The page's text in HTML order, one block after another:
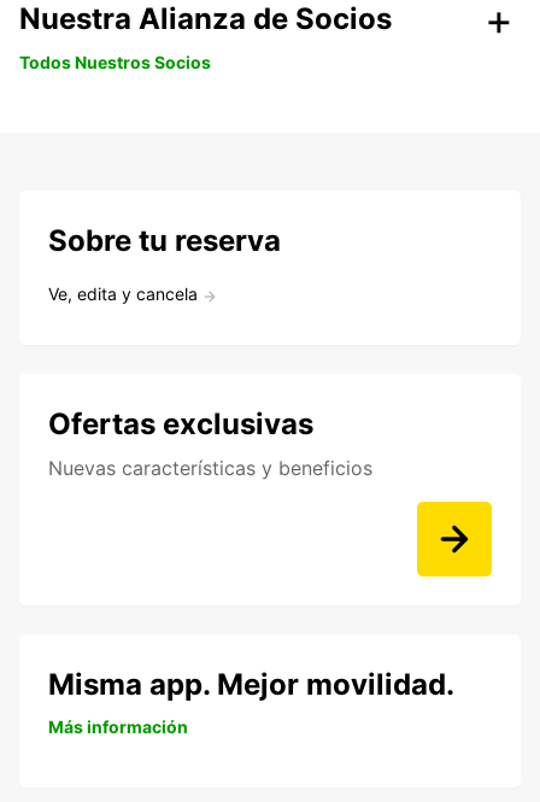
Nuestra Alianza de Socios
Todos Nuestros Socios
Sobre tu reserva
Ve, edita y cancela
Ofertas exclusivas
Nuevas características y beneficios
Misma app. Mejor movilidad.
Más información